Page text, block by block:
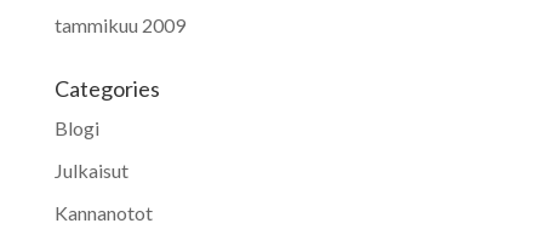
tammikuu 2009
Categories
Blogi
Julkaisut
Kannanotot